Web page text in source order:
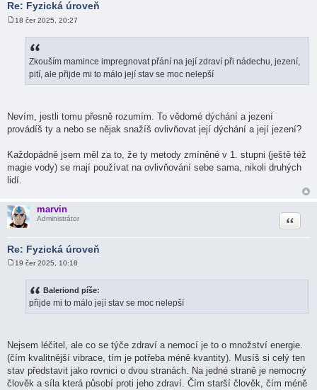
Re: Fyzická úroveň
18 čer 2025, 20:27
Zkouším mamince impregnovat přání na její zdraví při nádechu, jezení,
pití, ale přijde mi to málo její stav se moc nelepší
Nevím, jestli tomu přesně rozumím. To vědomé dýchání a jezení
provádíš ty a nebo se nějak snažíš ovlivňovat její dýchání a její jezení?
Každopádně jsem měl za to, že ty metody zmíněné v 1. stupni (ještě též
magie vody) se mají používat na ovlivňování sebe sama, nikoli druhých
lidí.
marvin
Administrátor
Re: Fyzická úroveň
Citace
19 čer 2025, 10:18
Baleriond píše:
přijde mi to málo její stav se moc nelepší
Nejsem léčitel, ale co se týče zdraví a nemocí je to o množství energie.
(čím kvalitnější vibrace, tím je potřeba méně kvantity). Musíš si celý ten
stav představit jako rovnici o dvou stranách. Na jedné straně je nemocný
člověk a síla která působí proti jeho zdraví. Čím starší člověk, čím méně